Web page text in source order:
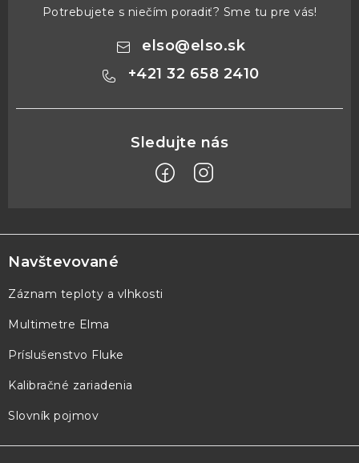
Potrebujete s niečím poradiť? Sme tu pre vás!
elso@elso.sk
+421 32 658 2410
á
p
ä
e
Navštevované
Záznam teploty a vlhkosti
Multimetre Elma
Príslušenstvo Fluke
Kalibračné zariadenia
Slovník pojmov